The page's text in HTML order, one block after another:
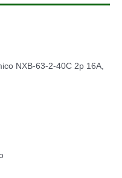
NXB-63-2-40C 2p 16A,